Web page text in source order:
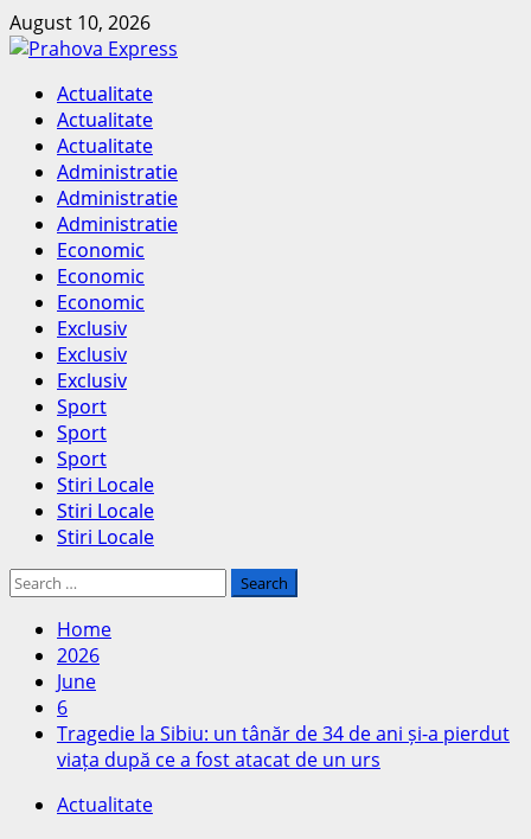
Skip
to
August 10, 2026
Primary
Menu
Actualitate
Actualitate
Actualitate
Administratie
Administratie
Administratie
Economic
Economic
Economic
Exclusiv
Exclusiv
Exclusiv
Sport
Sport
Sport
Stiri Locale
Stiri Locale
Stiri Locale
Search
Home
2026
June
6
Tragedie la Sibiu: un tânăr de 34 de ani și-a pierdut
viața după ce a fost atacat de un urs
Actualitate